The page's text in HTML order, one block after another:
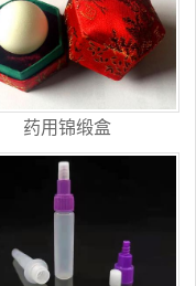
药用锦缎盒